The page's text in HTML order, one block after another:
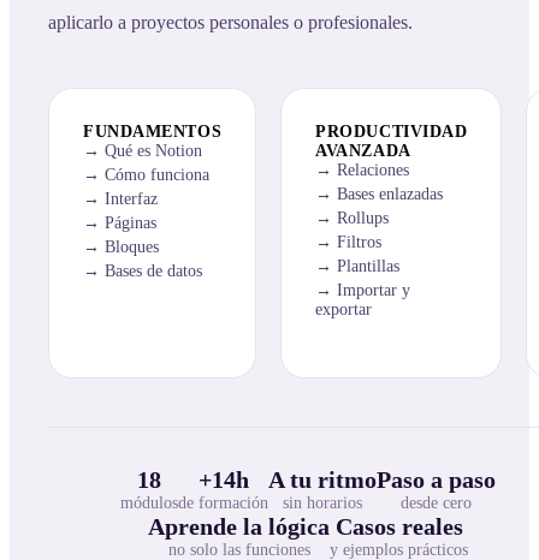
aplicarlo a proyectos personales o profesionales.
FUNDAMENTOS
Qué es Notion
Cómo funciona
Interfaz
Páginas
Bloques
Bases de datos
PRODUCTIVIDAD
AVANZADA
Relaciones
Bases enlazadas
Rollups
Filtros
Plantillas
Importar y
exportar
18
módulos
+14h
de formación
A tu ritmo
sin horarios
Paso a paso
desde cero
Aprende la lógica
no solo las funciones
Casos reales
y ejemplos prácticos